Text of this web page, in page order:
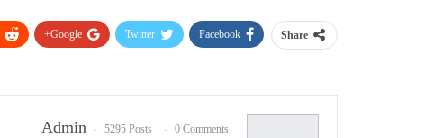
Share
Facebook
Twitter
Google+
Admin 5295 Posts 0 Comments